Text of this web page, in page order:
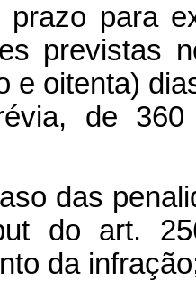
para
previstas
e oitenta)
de
das
do art.
da